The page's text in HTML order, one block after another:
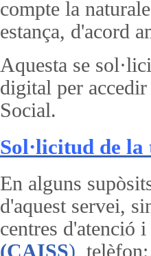
compte la
estança, d'acord
Aquesta se
digital per
Social.
Sol·licitud de
En alguns
d'aquest servei,
centres d'atenció
(CAISS),